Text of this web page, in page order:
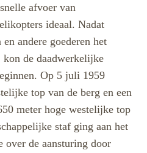
afvoer van
ideaal. Nadat
andere goederen het
kon de daadwerkelijke
Op 5 juli 1959
top van de berg en een
meter hoge westelijke top
staf ging aan het
over de aansturing door